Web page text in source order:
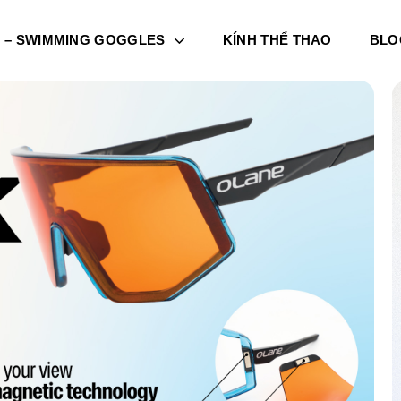
SWIMMING GOGGLES KÍNH THỂ THAO